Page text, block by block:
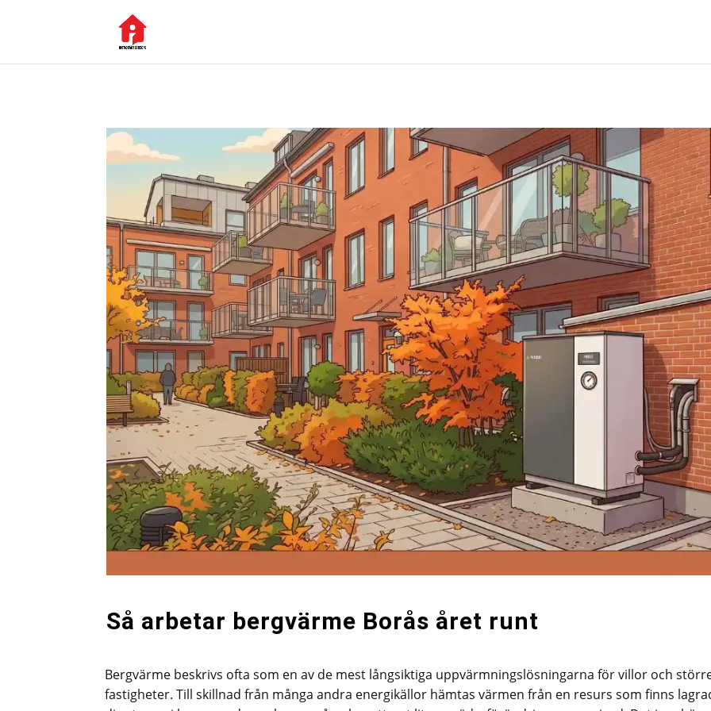
Så arbetar bergvärme Borås året runt
Bergvärme beskrivs ofta som en av de mest långsiktiga uppvärmningslösningarna för villor och
fastigheter. Till skillnad från många andra energikällor hämtas värmen från en resurs som finns